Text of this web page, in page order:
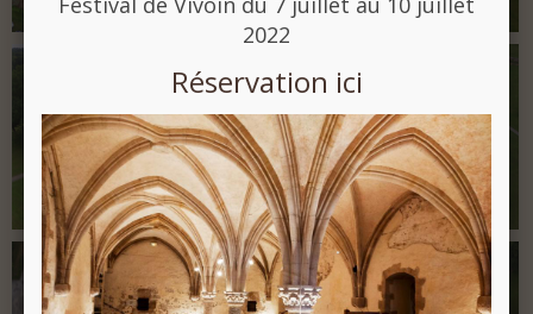
2022
Réservation ici